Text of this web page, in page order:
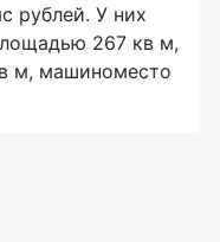
рублей. У них
267 кв м,
м, машиноместо